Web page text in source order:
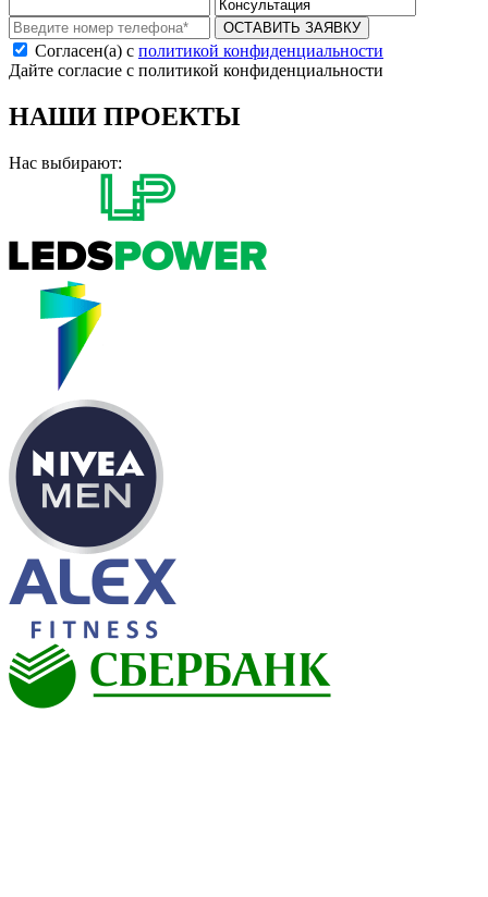
ОСТАВИТЬ ЗАЯВКУ
Согласен(а) с политикой конфиденциальности
Дайте согласие с политикой конфиденциальности
НАШИ ПРОЕКТЫ
Нас выбирают: